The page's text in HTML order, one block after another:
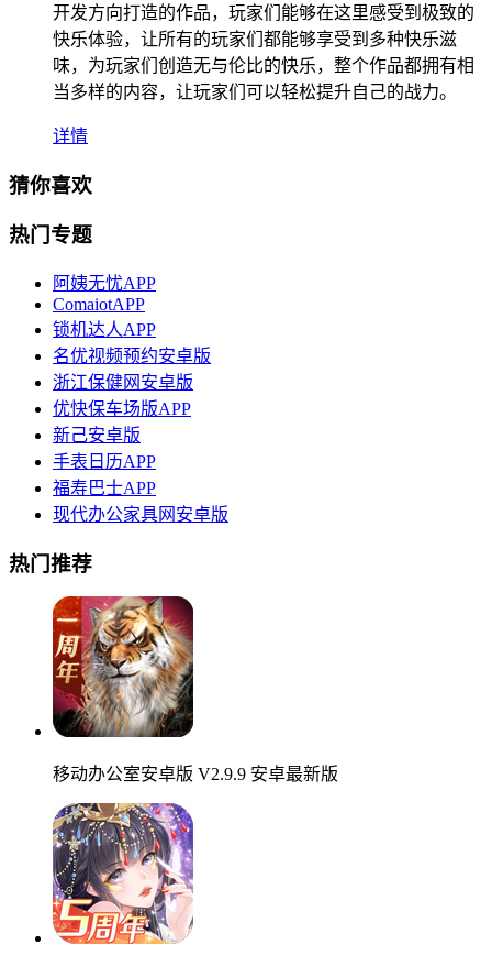
开发方向打造的作品，玩家们能够在这里感受到极致的
快乐体验，让所有的玩家们都能够享受到多种快乐滋
味，为玩家们创造无与伦比的快乐，整个作品都拥有相
当多样的内容，让玩家们可以轻松提升自己的战力。
详情
猜你喜欢
热门专题
阿姨无忧APP
ComaiotAPP
锁机达人APP
名优视频预约安卓版
浙江保健网安卓版
优快保车场版APP
新己安卓版
手表日历APP
福寿巴士APP
现代办公家具网安卓版
热门推荐
移动办公室安卓版 V2.9.9 安卓最新版